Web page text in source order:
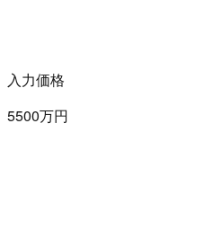
入力価格
5500万円